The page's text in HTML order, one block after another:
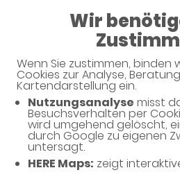
Wir
Wenn Sie zustimmen, binden
Cookies zur Analyse,
Kartendarstellung ein.
Nutzungsanalyse misst
Besuchsverhalten per
wird umgehend gelöscht,
durch Google zu eigenen
untersagt.
HERE Maps: zeigt
08:00 -